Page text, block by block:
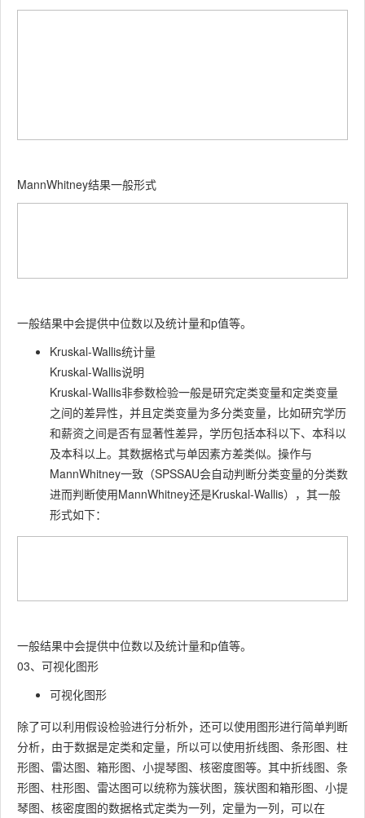
MannWhitney结果一般形式
一般结果中会提供中位数以及统计量和p值等。
Kruskal-Wallis统计量
Kruskal-Wallis说明
Kruskal-Wallis非参数检验一般是研究定类变量和定类变量
之间的差异性，并且定类变量为多分类变量，比如研究学历
和薪资之间是否有显著性差异，学历包括本科以下、本科以
及本科以上。其数据格式与单因素方差类似。操作与
MannWhitney一致（SPSSAU会自动判断分类变量的分类数
进而判断使用MannWhitney还是Kruskal-Wallis），其一般
形式如下：
一般结果中会提供中位数以及统计量和p值等。
03、可视化图形
可视化图形
除了可以利用假设检验进行分析外，还可以使用图形进行简单判断
分析，由于数据是定类和定量，所以可以使用折线图、条形图、柱
形图、雷达图、箱形图、小提琴图、核密度图等。其中折线图、条
形图、柱形图、雷达图可以统称为簇状图，簇状图和箱形图、小提
琴图、核密度图的数据格式定类为一列，定量为一列，可以在